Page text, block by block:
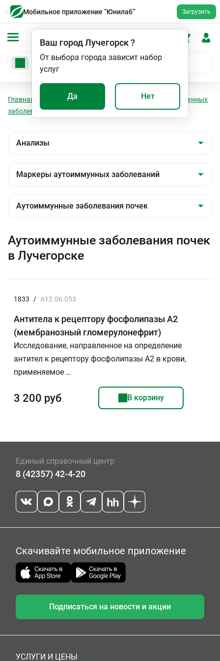
Мобильное приложение “Юнилаб” Загрузить
Ваш городЛучегорск?
От выбора города зависит набор
услуг
Да Нет
Главная Анализы
Маркеры аутоиммунных
заболеваний
Аутоиммунные заболевания почек
Аутоиммунные заболевания почек
в Лучегорске
1833 / A12.06.053
Антитела к рецептору фосфолипазы А2
(мембранозный гломерулонефрит)
Исследование, направленное на определение
антител к рецептору фосфолипазы А2 в крови,
применяемое …
3 200 руб В корзину
Единый справочный центр
8 (42357) 42-4-20
Скачивайте мобильное приложение
Подписаться на новости и акции
УСЛУГИ И ЦЕНЫ